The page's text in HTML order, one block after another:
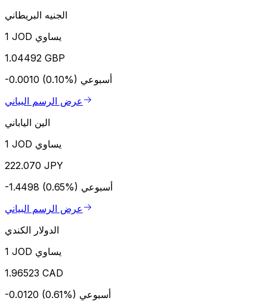
الجنيه البريطاني
1 JOD يساوي
1.04492 GBP
-0.0010 (0.10%) أسبوعي
عرض الرسم البياني
الين الياباني
1 JOD يساوي
222.070 JPY
-1.4498 (0.65%) أسبوعي
عرض الرسم البياني
الدولار الكندي
1 JOD يساوي
1.96523 CAD
-0.0120 (0.61%) أسبوعي